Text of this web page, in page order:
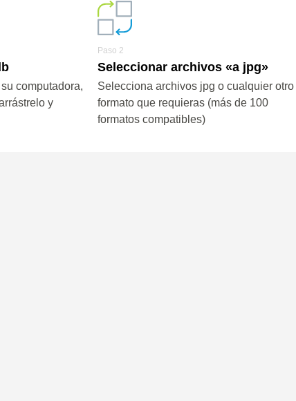
computadora,
y
Paso 2
Seleccionar archivos «a jpg»
Selecciona archivos jpg o cualquier otro
formato que requieras (más de 100
formatos compatibles)